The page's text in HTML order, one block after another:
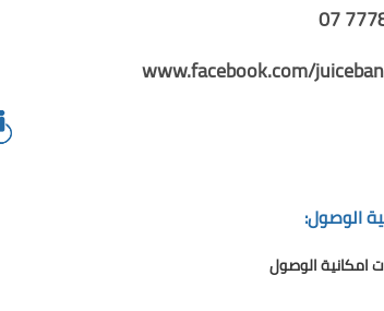
07
www.facebook.com/
الوصول:
امكانية الوصول